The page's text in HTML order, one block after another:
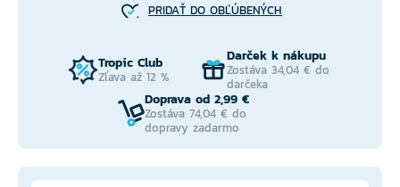
PRIDAŤ DO OBĽÚBENÝCH
Tropic Club
Zľava až 12 %
Darček k nákupu
Zostáva 34,04 € do
darčeka
Doprava od 2,99 €
Zostáva 74,04 € do
dopravy zadarmo